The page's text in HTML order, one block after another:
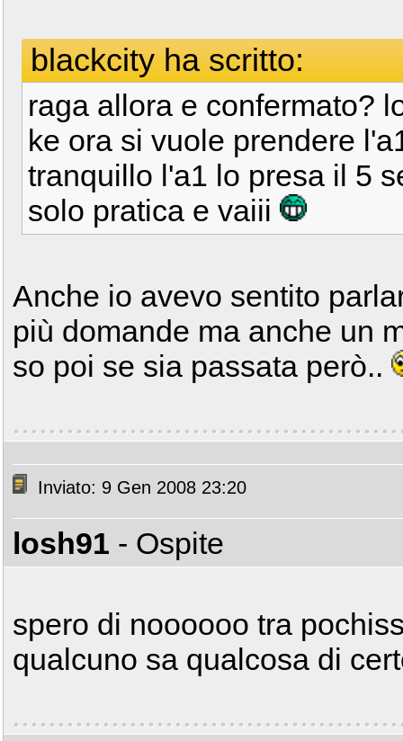
blackcity ha scritto:
raga allora e confermato?
ke ora si vuole prendere
tranquillo l'a1 lo presa il 5
solo pratica e vaiii
Anche io avevo sentito
più domande ma anche un
so poi se sia passata però..
Inviato: 9 Gen 2008 23:20
losh91 - Ospite
spero di noooooo tra
qualcuno sa qualcosa di